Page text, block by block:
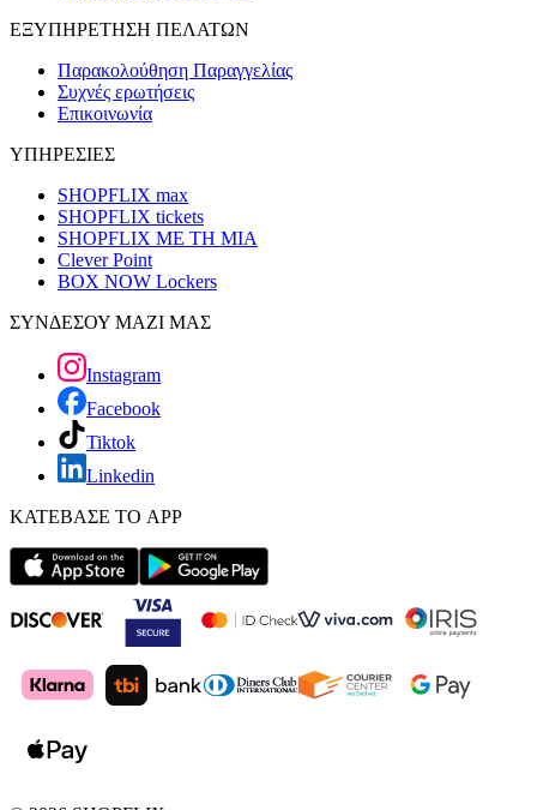
ΕΞΥΠΗΡΕΤΗΣΗ ΠΕΛΑΤΩΝ
Παρακολούθηση Παραγγελίας
Συχνές ερωτήσεις
Επικοινωνία
ΥΠΗΡΕΣΙΕΣ
SHOPFLIX max
SHOPFLIX tickets
SHOPFLIX ΜΕ ΤΗ ΜΙΑ
Clever Point
BOX NOW Lockers
ΣΥΝΔΕΣΟΥ ΜΑΖΙ ΜΑΣ
Instagram
Facebook
Tiktok
Linkedin
ΚΑΤΕΒΑΣΕ ΤΟ APP